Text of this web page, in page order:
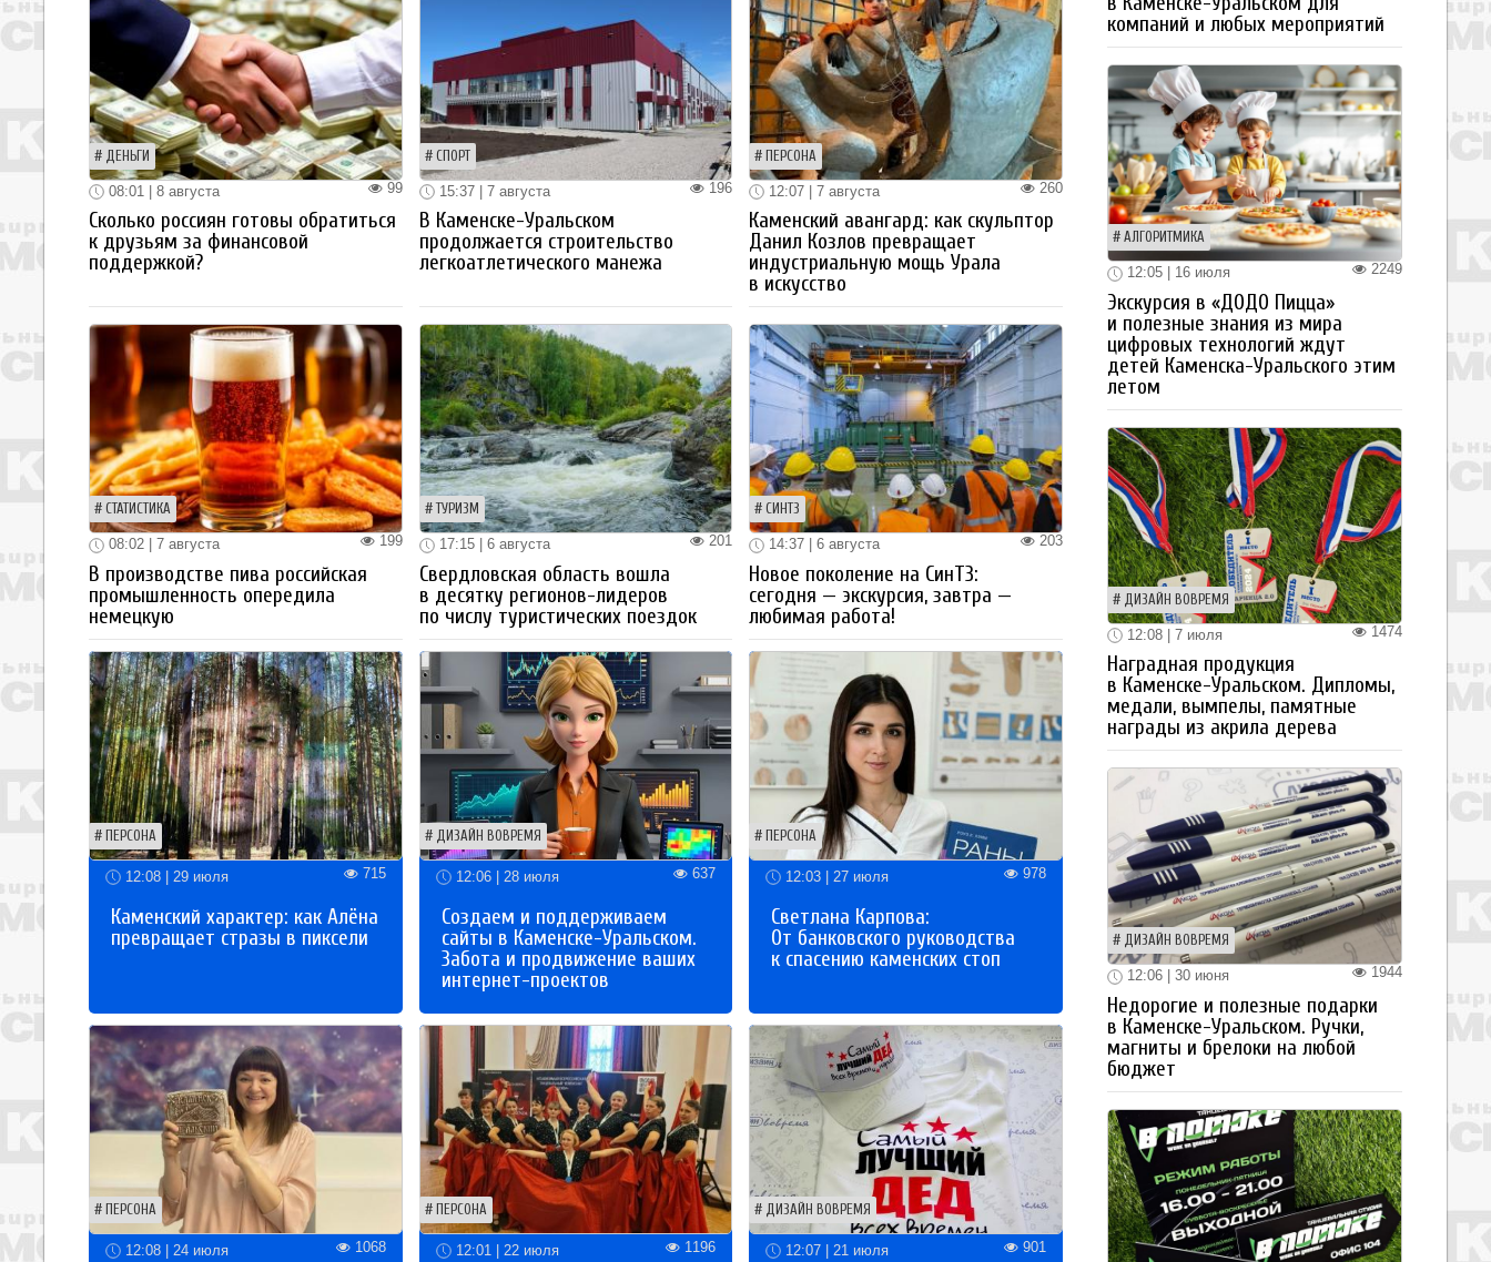
ДЕНЬГИ
99
08:01 | 8 августа
Сколько россиян готовы обратиться
к друзьям за финансовой
поддержкой?
СПОРТ
196
15:37 | 7 августа
В Каменске-Уральском
продолжается строительство
легкоатлетического манежа
ПЕРСОНА
260
12:07 | 7 августа
Каменский авангард: как скульптор
Данил Козлов превращает
индустриальную мощь Урала
в искусство
СТАТИСТИКА
199
08:02 | 7 августа
В производстве пива российская
промышленность опередила
немецкую
ТУРИЗМ
201
17:15 | 6 августа
Свердловская область вошла
в десятку регионов-лидеров
по числу туристических поездок
СИНТЗ
203
14:37 | 6 августа
Новое поколение на СинТЗ:
сегодня — экскурсия, завтра —
любимая работа!
ПЕРСОНА
12:08 | 29 июля 715
Каменский характер: как Алёна
превращает стразы в пиксели
ДИЗАЙН ВОВРЕМЯ
12:06 | 28 июля 637
Создаем и поддерживаем
сайты в Каменске-Уральском.
Забота и продвижение ваших
интернет-проектов
ПЕРСОНА
12:03 | 27 июля 978
Светлана Карпова:
От банковского руководства
к спасению каменских стоп
ПЕРСОНА
12:08 | 24 июля 1068
ПЕРСОНА
12:01 | 22 июля 1196
ДИЗАЙН ВОВРЕМЯ
12:07 | 21 июля 901
компаний и любых мероприятий
АЛГОРИТМИКА
2249
12:05 | 16 июля
Экскурсия в «ДОДО Пицца»
и полезные знания из мира
цифровых технологий ждут
детей Каменска-Уральского этим
летом
ДИЗАЙН ВОВРЕМЯ
1474
12:08 | 7 июля
Наградная продукция
в Каменске-Уральском. Дипломы,
медали, вымпелы, памятные
награды из акрила дерева
ДИЗАЙН ВОВРЕМЯ
1944
12:06 | 30 июня
Недорогие и полезные подарки
в Каменске-Уральском. Ручки,
магниты и брелоки на любой
бюджет